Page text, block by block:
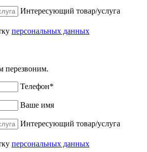
Интересующий товар/услуга
персональных данных
перезвоним.
Телефон*
Ваше имя
Интересующий товар/услуга
персональных данных